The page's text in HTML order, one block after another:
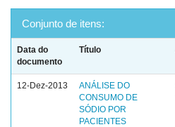
Conjunto de itens:
Data do
documento
Título
12-Dez-2013
ANÁLISE DO
CONSUMO DE
SÓDIO POR
PACIENTES